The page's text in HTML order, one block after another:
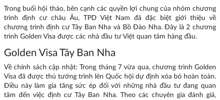
Trong buổi hội thảo, bên cạnh các quyền lợi chung của nhóm chương
trình định cư châu Âu, TPD Việt Nam đã đặc biệt giới thiệu về
chương trình định cư Tây Ban Nha và Bồ Đào Nha. Đây là 2 chương
trình Golden Visa được các nhà đầu tư Việt quan tâm hàng đầu.
Golden Visa Tây Ban Nha
Về chính sách cập nhật: Trong tháng 7 vừa qua, chương trình Golden
Visa đã được thủ tướng trình lên Quốc hội dự định xóa bỏ hoàn toàn.
Điều này làm gia tăng sức ép đối với những nhà đầu tư đang quan
tâm đến việc định cư Tây Ban Nha. Theo các chuyên gia đánh giá,